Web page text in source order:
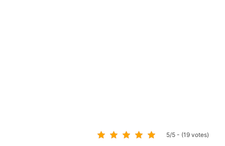
5/5 - (19 votes)